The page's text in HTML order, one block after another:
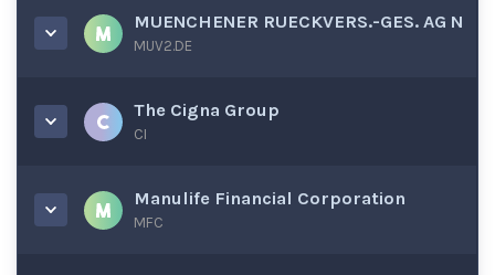
MUENCHENER RUECKVERS.-GES. AG N
MUV2.DE
The Cigna Group
CI
Manulife Financial Corporation
MFC